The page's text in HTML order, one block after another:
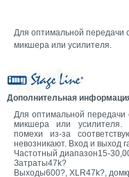
Для оптимальной передачи
микшера или усилителя.
Дополнительная
Для оптимальной передачи
микшера или усилителя.
помехи из-за
невозникают. Вход и выход
Частотный диапазон15-
Затраты47k?
Выходы600?, XLR47k?,